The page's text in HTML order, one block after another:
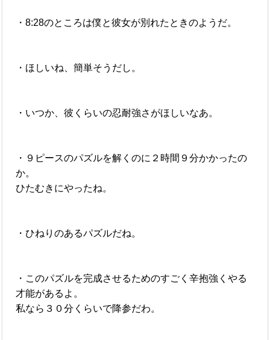
・8:28のところは僕と彼女が別れたときのようだ。
・ほしいね、簡単そうだし。
・いつか、彼くらいの忍耐強さがほしいなあ。
・９ピースのパズルを解くのに２時間９分かかったの
か。
ひたむきにやったね。
・ひねりのあるパズルだね。
・このパズルを完成させるためのすごく辛抱強くやる
才能があるよ。
私なら３０分くらいで降参だわ。